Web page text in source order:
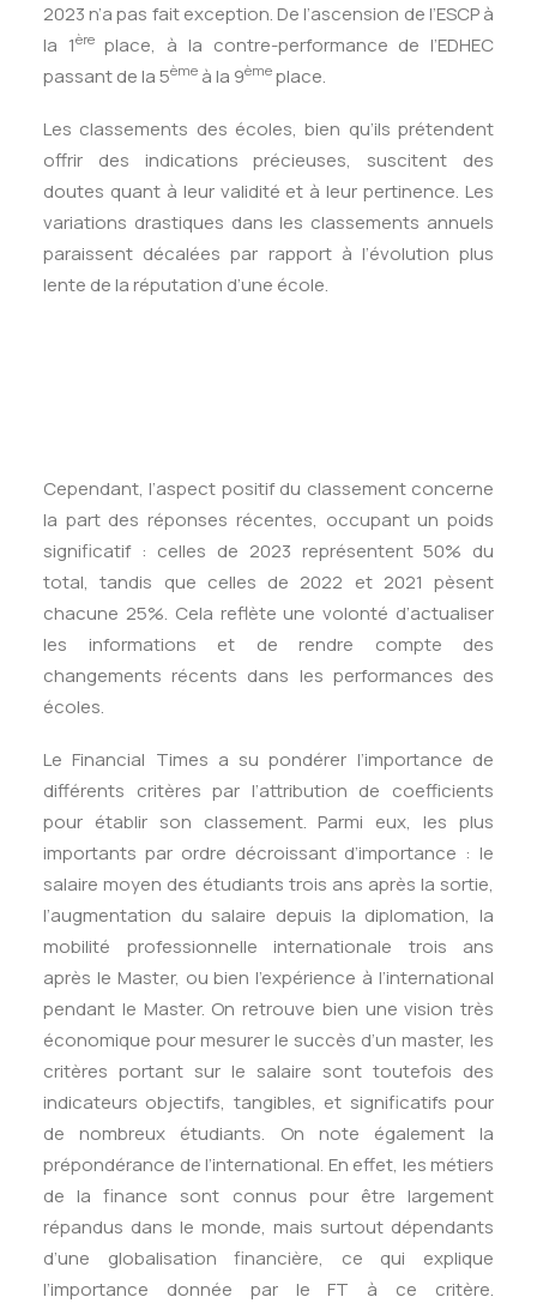
2023 n’a pas fait exception. De l’ascension de l’ESCP à
la 1èreplace, à la contre-performance de l’EDHEC
passant de la 5ème à la 9ème place.
Les classements des écoles, bien qu’ils prétendent
offrir des indications précieuses, suscitent des
doutes quant à leur validité et à leur pertinence. Les
variations drastiques dans les classements annuels
paraissent décalées par rapport à l’évolution plus
lente de la réputation d’une école.
Cependant, l’aspect positif du classement concerne
la part des réponses récentes, occupant un poids
significatif : celles de 2023 représentent 50% du
total, tandis que celles de 2022 et 2021 pèsent
chacune 25%. Cela reflète une volonté d’actualiser
les informations et de rendre compte des
changements récents dans les performances des
écoles.
Le Financial Times a su pondérer l’importance de
différents critères par l’attribution de coefficients
pour établir son classement. Parmi eux, les plus
importants par ordre décroissant d’importance : le
salaire moyen des étudiants trois ans après la sortie,
l’augmentation du salaire depuis la diplomation, la
mobilité professionnelle internationale trois ans
après le Master, ou bien l’expérience à l’international
pendant le Master. On retrouve bien une vision très
économique pour mesurer le succès d’un master, les
critères portant sur le salaire sont toutefois des
indicateurs objectifs, tangibles, et significatifs pour
de nombreux étudiants. On note également la
prépondérance de l’international. En effet, les métiers
de la finance sont connus pour être largement
répandus dans le monde, mais surtout dépendants
d’une globalisation financière, ce qui explique
l’importance donnée par le FT à ce critère.